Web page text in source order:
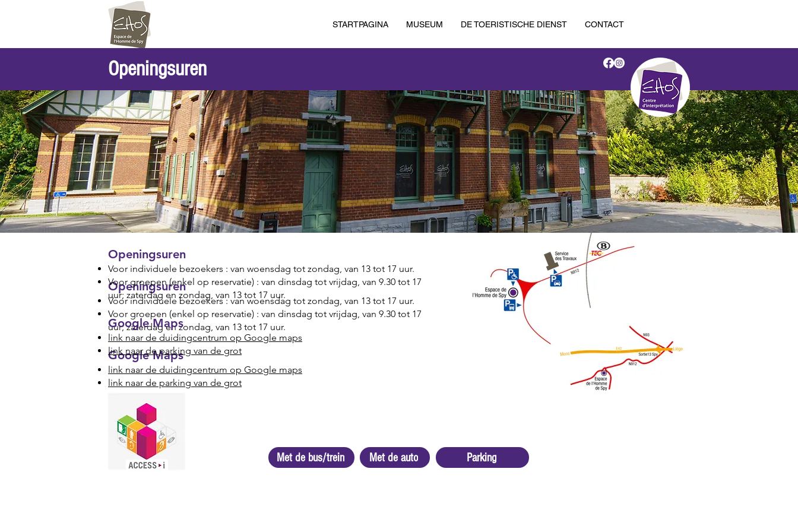
STARTPAGINA MUSEUM DE TOERISTISCHE DIENST CONTACT
Openingsuren
Openingsuren
Voor individuele bezoekers : van woensdag tot zondag, van 13 tot 17 uur.
Voor groepen (enkel op reservatie) : van dinsdag tot vrijdag, van 9.30 tot 17
uur; zaterdag en zondag, van 13 tot 17 uur.
Google Maps
link naar de duidingcentrum op Google maps
link naar de parking van de grot
Met de bus/trein Met de auto Parking
Openingsuren
Voor individuele bezoekers : van woensdag tot zondag, van 13 tot 17 uur.
Voor groepen (enkel op reservatie) : van dinsdag tot vrijdag, van 9.30 tot 17
uur; zaterdag en zondag, van 13 tot 17 uur.
Google Maps
link naar de duidingcentrum op Google maps
link naar de parking van de grot